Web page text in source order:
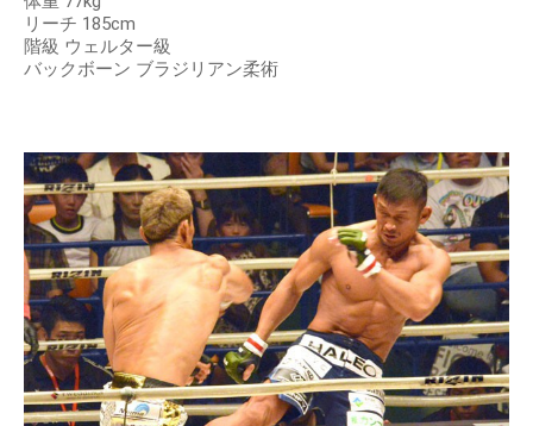
リーチ 185cm
階級 ウェルター級
バックボーン ブラジリアン柔術